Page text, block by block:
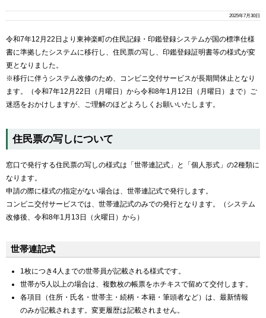
2025年7月30日
令和7年12月22日より東神楽町の住民記録・印鑑登録システムが国の標準仕様
書に準拠したシステムに移行し、住民票の写し、印鑑登録証明書等の様式が変
更となりました。
※移行に伴うシステム改修のため、コンビニ交付サービスが長期間休止となり
ます。（令和7年12月22日（月曜日）から令和8年1月12日（月曜日）まで）ご
迷惑をおかけしますが、ご理解のほどよろしくお願いいたします。
住民票の写しについて
窓口で発行する住民票の写しの様式は「世帯連記式」と「個人形式」の2種類に
なります。
申請の際に様式の指定がない場合は、世帯連記式で発行します。
コンビニ交付サービスでは、世帯連記式のみでの発行となります。（システム
改修後、令和8年1月13日（火曜日）から）
世帯連記式
1枚につき4人までの世帯員が記載される様式です。
世帯が5人以上の場合は、複数枚の帳票をホチキスで留めて交付します。
各項目（住所・氏名・世帯主・続柄・本籍・筆頭者など）は、最新情報
のみが記載されます。変更履歴は記載されません。